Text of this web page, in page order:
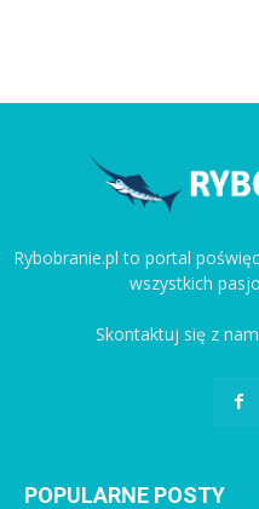
Rybobranie.pl to portal
wszystkich
Skontaktuj się z
POPULARNE POSTY